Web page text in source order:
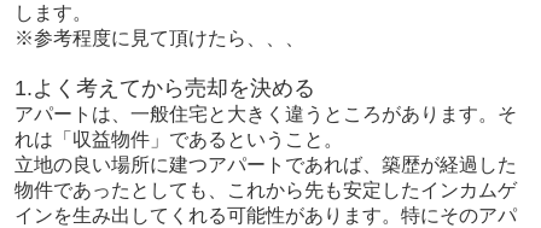
します。
※参考程度に見て頂けたら、、、
1.よく考えてから売却を決める
アパートは、一般住宅と大きく違うところがあります。そ
れは「収益物件」であるということ。
立地の良い場所に建つアパートであれば、築歴が経過した
物件であったとしても、これから先も安定したインカムゲ
インを生み出してくれる可能性があります。 特にそのアパ